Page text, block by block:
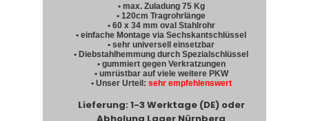
• max. Zuladung 75 Kg
• 120cm Tragrohrlänge
• 60 x 34 mm oval Stahlrohr
• einfache Montage via Sechskantschlüssel
• sehr universell einsetzbar
• Diebstahlhemmung durch Spezialschlüssel
• gummiert gegen Verkratzungen
• umrüstbar auf viele weitere PKW
• Unser Urteil: sehr empfehlenswert
Lieferung: 1-3 Werktage (DE) oder